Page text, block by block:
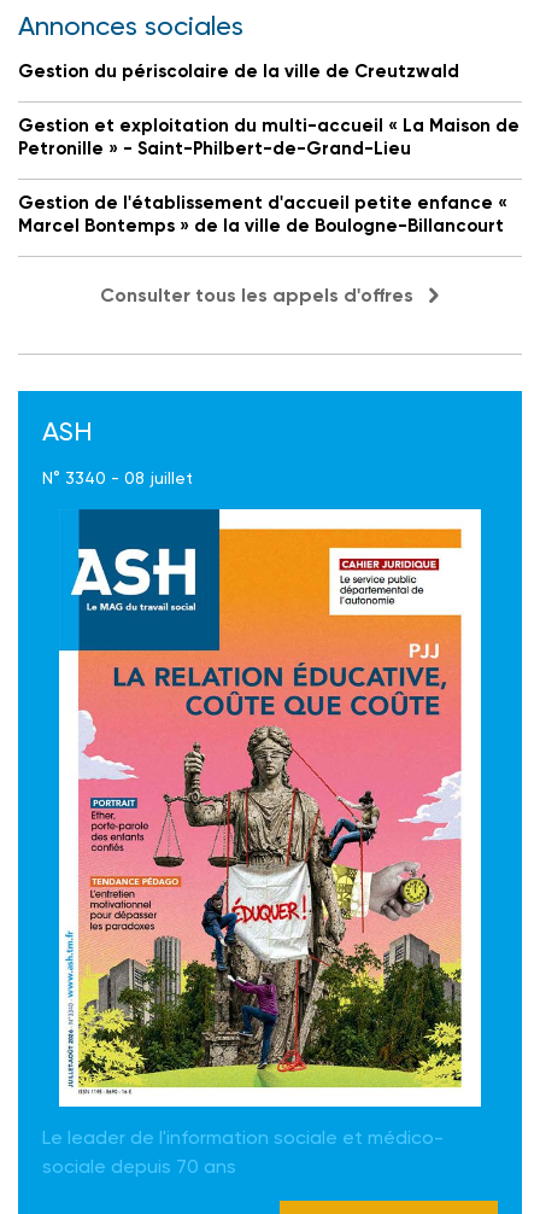
Annonces sociales
Gestion du périscolaire de la ville de Creutzwald
Gestion et exploitation du multi-accueil « La Maison de
Petronille » - Saint-Philbert-de-Grand-Lieu
Gestion de l'établissement d'accueil petite enfance «
Marcel Bontemps » de la ville de Boulogne-Billancourt
Consulter tous les appels d'offres
ASH
N° 3340 - 08 juillet
Le leader de l'information sociale et médico-
sociale depuis 70 ans